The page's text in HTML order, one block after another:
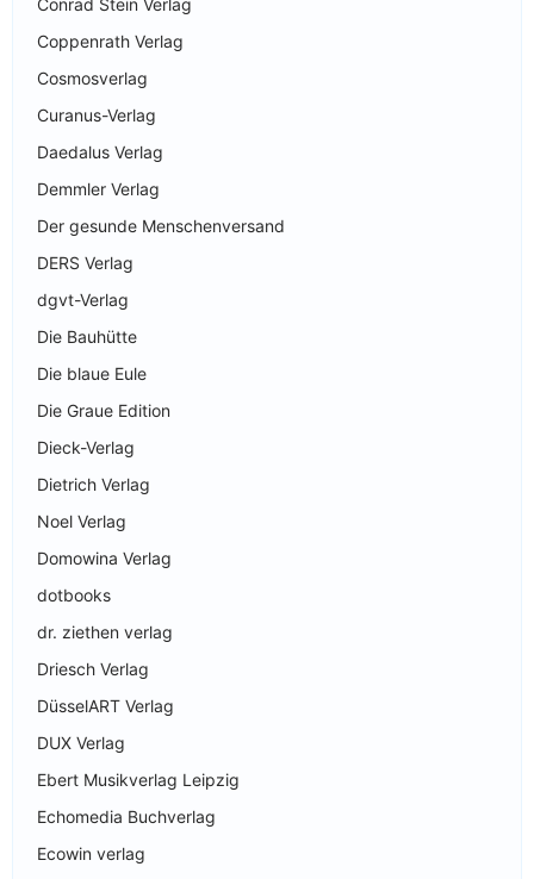
Conrad Stein Verlag
Coppenrath Verlag
Cosmosverlag
Curanus-Verlag
Daedalus Verlag
Demmler Verlag
Der gesunde Menschenversand
DERS Verlag
dgvt-Verlag
Die Bauhütte
Die blaue Eule
Die Graue Edition
Dieck-Verlag
Dietrich Verlag
Noel Verlag
Domowina Verlag
dotbooks
dr. ziethen verlag
Driesch Verlag
DüsselART Verlag
DUX Verlag
Ebert Musikverlag Leipzig
Echomedia Buchverlag
Ecowin verlag